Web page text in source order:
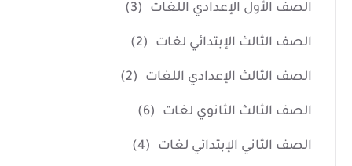
الصف الأول الإعدادي اللغات (3)
الصف الثالث الإبتدائي لغات (2)
الصف الثالث الإعدادي اللغات (2)
الصف الثالث الثانوي لغات (6)
الصف الثاني الإبتدائي لغات (4)